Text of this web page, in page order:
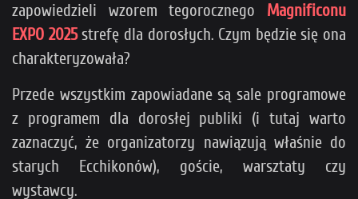
zapowiedzieli wzorem tegorocznego Magnificonu
EXPO 2025strefę dla dorosłych. Czym będzie się ona
charakteryzowała?
Przede wszystkim zapowiadane są sale programowe
z programem dla dorosłej publiki (i tutaj warto
zaznaczyć, że organizatorzy nawiązują właśnie do
starych Ecchikonów), goście, warsztaty czy
wystawcy.